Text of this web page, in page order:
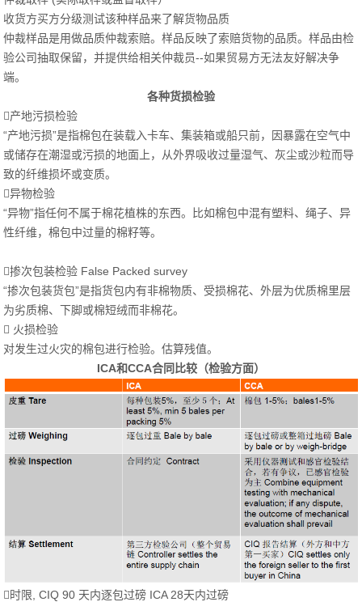
收货方买方分级测试该种样品来了解货物品质
仲裁样品是用做品质仲裁索赔。样品反映了索赔货物的品质。样品由检
验公司抽取保留，并提供给相关仲裁员--如果贸易方无法友好解决争
端。
各种货损检验
产地污损检验
“产地污损”是指棉包在装载入卡车、集装箱或船只前，因暴露在空气中
或储存在潮湿或污损的地面上，从外界吸收过量湿气、灰尘或沙粒而导
致的纤维损坏或变质。
异物检验
“异物”指任何不属于棉花植株的东西。比如棉包中混有塑料、绳子、异
性纤维，棉包中过量的棉籽等。
掺次包装检验 False Packed survey
“掺次包装货包”是指货包内有非棉物质、受损棉花、外层为优质棉里层
为劣质棉、下脚或棉短绒而非棉花。
 火损检验
对发生过火灾的棉包进行检验。估算残值。
ICA和CCA合同比较（检验方面）
时限, CIQ 90 天内逐包过磅 ICA 28天内过磅